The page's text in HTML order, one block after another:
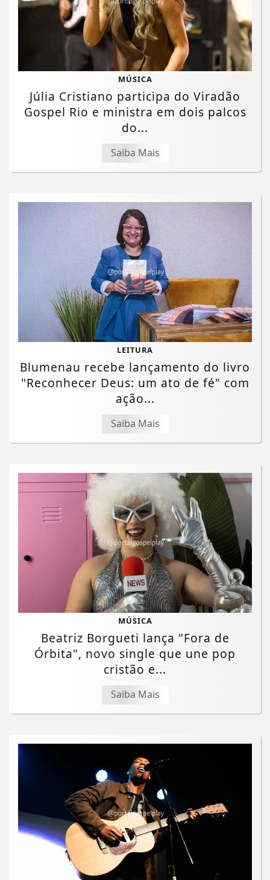
MÚSICA
Júlia Cristiano participa do Viradão
Gospel Rio e ministra em dois palcos
do...
Saiba Mais
LEITURA
Blumenau recebe lançamento do livro
"Reconhecer Deus: um ato de fé" com
ação...
Saiba Mais
MÚSICA
Beatriz Borgueti lança "Fora de
Órbita", novo single que une pop
cristão e...
Saiba Mais